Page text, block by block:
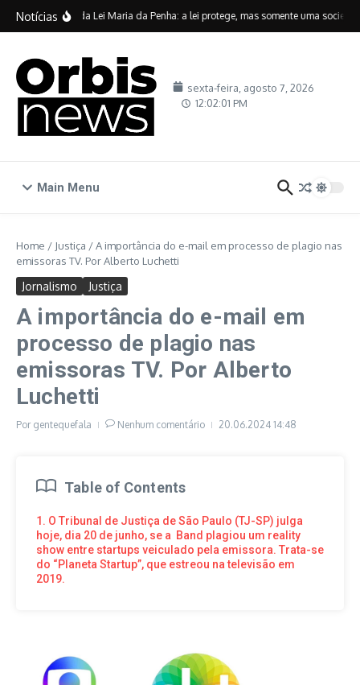
Ir para o conteúdo
Notícias
Vinte anos da Lei Maria da Penha: a lei protege, mas somente uma
sexta-feira, agosto 7, 2026
12:02:02 PM
Main Menu
Home / Justiça /A importância do e-mail em processo de plagio nas
emissoras TV. Por Alberto Luchetti
Jornalismo Justiça
A importância do e-mail em
processo de plagio nas
emissoras TV. Por Alberto
Luchetti
Por gentequefala Nenhum comentário 20.06.2024 14:48
Table of Contents
1. O Tribunal de Justiça de São Paulo (TJ-SP) julga
hoje, dia 20 de junho, se a Band plagiou um reality
show entre startups veiculado pela emissora. Trata-se
do “Planeta Startup”, que estreou na televisão em
2019.